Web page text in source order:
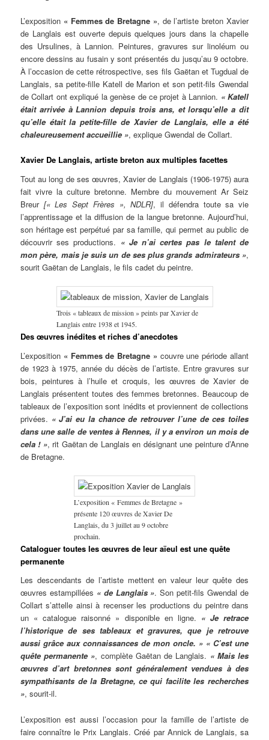
L’exposition « Femmes de Bretagne », de l’artiste breton Xavier
de Langlais est ouverte depuis quelques jours dans la chapelle
des Ursulines, à Lannion. Peintures, gravures sur linoléum ou
encore dessins au fusain y sont présentés du jusqu’au 9 octobre.
À l’occasion de cette rétrospective, ses fils Gaëtan et Tugdual de
Langlais, sa petite-fille Katell de Marion et son petit-fils Gwendal
de Collart ont expliqué la genèse de ce projet à Lannion. « Katell
était arrivée à Lannion depuis trois ans, et lorsqu’elle a dit
qu’elle était la petite-fille de Xavier de Langlais, elle a été
chaleureusement accueillie », explique Gwendal de Collart.
Xavier De Langlais, artiste breton aux multiples facettes
Tout au long de ses œuvres, Xavier de Langlais (1906-1975) aura
fait vivre la culture bretonne. Membre du mouvement Ar Seiz
Breur [« Les Sept Frères », NDLR], il défendra toute sa vie
l’apprentissage et la diffusion de la langue bretonne. Aujourd’hui,
son héritage est perpétué par sa famille, qui permet au public de
découvrir ses productions. « Je n’ai certes pas le talent de
mon père, mais je suis un de ses plus grands admirateurs »,
sourit Gaëtan de Langlais, le fils cadet du peintre.
Trois « tableaux de mission » peints par Xavier de
Langlais entre 1938 et 1945.
Des œuvres inédites et riches d’anecdotes
L’exposition « Femmes de Bretagne » couvre une période allant
de 1923 à 1975, année du décès de l’artiste. Entre gravures sur
bois, peintures à l’huile et croquis, les œuvres de Xavier de
Langlais présentent toutes des femmes bretonnes. Beaucoup de
tableaux de l’exposition sont inédits et proviennent de collections
privées. « J’ai eu la chance de retrouver l’une de ces toiles
dans une salle de ventes à Rennes, il y a environ un mois de
cela ! », rit Gaëtan de Langlais en désignant une peinture d’Anne
de Bretagne.
L’exposition « Femmes de Bretagne »
présente 120 œuvres de Xavier De
Langlais, du 3 juillet au 9 octobre
prochain.
Cataloguer toutes les œuvres de leur aïeul est une quête
permanente
Les descendants de l’artiste mettent en valeur leur quête des
œuvres estampillées « de Langlais ». Son petit-fils Gwendal de
Collart s’attelle ainsi à recenser les productions du peintre dans
un « catalogue raisonné » disponible en ligne. « Je retrace
l’historique de ses tableaux et gravures, que je retrouve
aussi grâce aux connaissances de mon oncle. » « C’est une
quête permanente », complète Gaëtan de Langlais. « Mais les
œuvres d’art bretonnes sont généralement vendues à des
sympathisants de la Bretagne, ce qui facilite les recherches
», sourit-il.
L’exposition est aussi l’occasion pour la famille de l’artiste de
faire connaître le Prix Langlais. Créé par Annick de Langlais, sa